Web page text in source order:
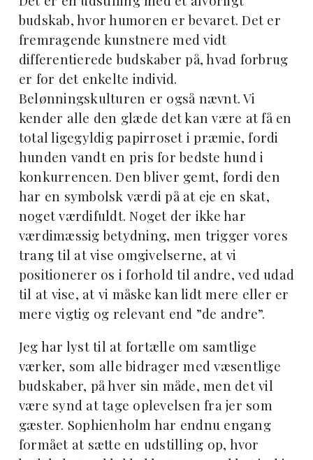
budskab, hvor humoren er bevaret. Det er
fremragende kunstnere med vidt
differentierede budskaber på, hvad forbrug
er for det enkelte individ.
Belønningskulturen er også nævnt. Vi
kender alle den glæde det kan være at få en
total ligegyldig papirroset i præmie, fordi
hunden vandt en pris for bedste hund i
konkurrencen. Den bliver gemt, fordi den
har en symbolsk værdi på at eje en skat,
noget værdifuldt. Noget der ikke har
værdimæssig betydning, men trigger vores
trang til at vise omgivelserne, at vi
positionerer os i forhold til andre, ved udad
til at vise, at vi måske kan lidt mere eller er
mere vigtig og relevant end ”de andre”.
Jeg har lyst til at fortælle om samtlige
værker, som alle bidrager med væsentlige
budskaber, på hver sin måde, men det vil
være synd at tage oplevelsen fra jer som
gæster. Sophienholm har endnu engang
formået at sætte en udstilling op, hvor